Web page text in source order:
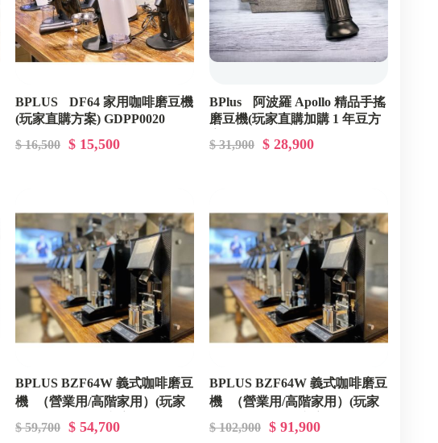
BPLUS DF64 家用咖啡磨豆機
(玩家直購方案) GDPP0020
$ 16,500 $ 15,500
BPlus 阿波羅 Apollo 精品手搖
磨豆機(玩家直購加購 1 年豆方
案) GDPA0011
$ 31,900 $ 28,900
BPLUS BZF64W 義式咖啡磨豆
機 （營業用/高階家用）(玩家
直購加購 1 年豆方案)
GDPA0031
$ 59,700 $ 54,700
BPLUS BZF64W 義式咖啡磨豆
機 （營業用/高階家用）(玩家
直購加購 2 年豆方案)
GDPA0032
$ 102,900 $ 91,900